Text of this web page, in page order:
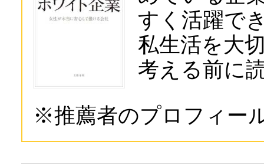
すく活躍で
私生活を大
考える前に
※推薦者のプロフィー